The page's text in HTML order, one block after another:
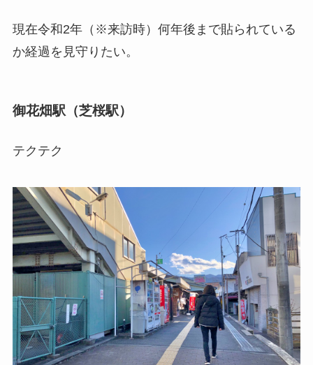
現在令和2年（※来訪時）何年後まで貼られている
か経過を見守りたい。
御花畑駅（芝桜駅）
テクテク